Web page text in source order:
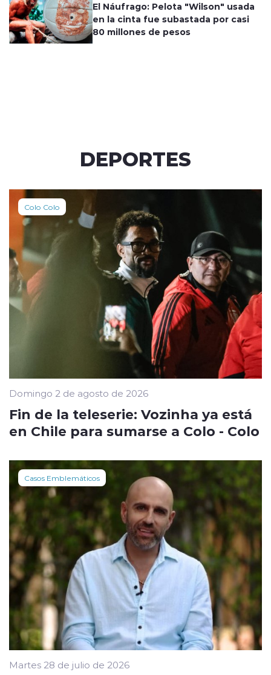
El Náufrago: Pelota "Wilson" usada
en la cinta fue subastada por casi
80 millones de pesos
DEPORTES
Colo Colo
Domingo 2 de agosto de 2026
Fin de la teleserie: Vozinha ya está
en Chile para sumarse a Colo - Colo
Casos Emblemáticos
Martes 28 de julio de 2026